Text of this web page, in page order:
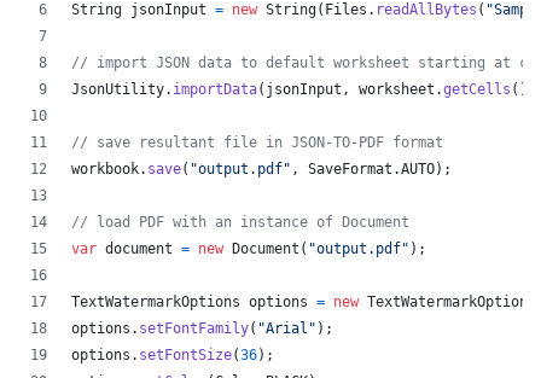
String jsonInput = new String( Files . readAllBytes (
// import JSON data to default worksheet starting at
JsonUtility. importData( jsonInput , worksheet .getCells ( )
// save resultant file in JSON-TO-PDF format
workbook. save( "output.pdf" , SaveFormat .AUTO) ;
// load PDF with an instance of Document
var document = new Document ( "output.pdf" ) ;
TextWatermarkOptions options = new TextWatermarkOptions
options . setFontFamily( "Arial" ) ;
options . setFontSize(36) ;